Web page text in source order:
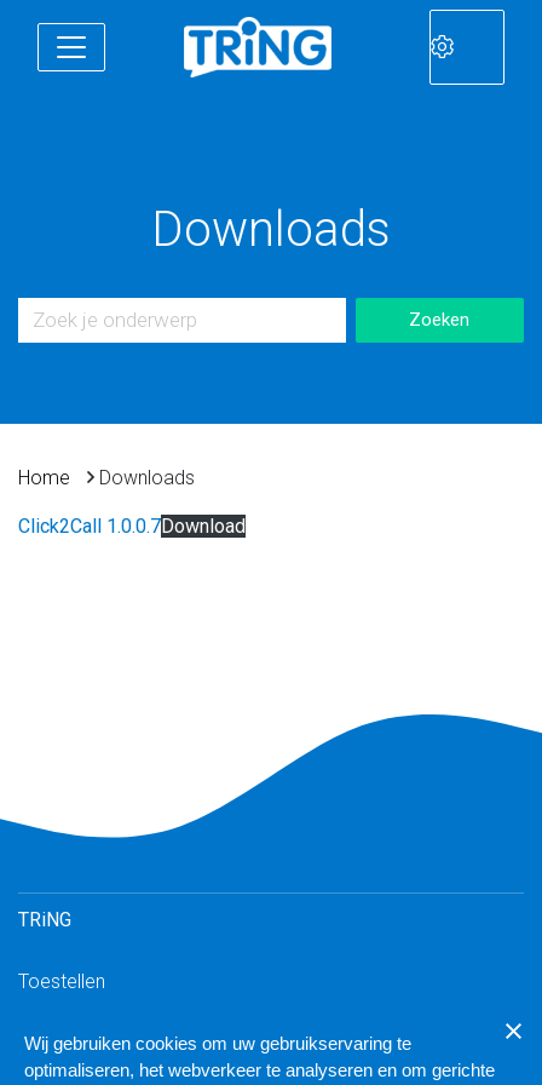
Downloads
Home Downloads
Click2Call 1.0.0.7Download
TRiNG
Toestellen
Downloads
Wij gebruiken cookies om uw gebruikservaring te
optimaliseren, het webverkeer te analyseren en om gerichte